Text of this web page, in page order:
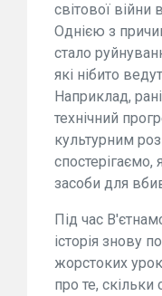
світової війни
Однією з
стало
які нібито
Наприклад,
технічний
культурним
спостерігаємо,
засоби для
Під час
історія знову
жорстоких
про те,